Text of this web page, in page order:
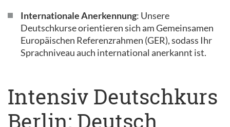
Internationale Anerkennung: Unsere
Deutschkurse orientieren sich am Gemeinsamen
Europäischen Referenzrahmen (GER), sodass Ihr
Sprachniveau auch international anerkannt ist.
Intensiv Deutschkurs
Berlin: Deutsch